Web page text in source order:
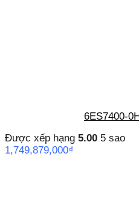
6ES7400-
Được xếp hạng 5.00 5 sao
1,749,879,000₫